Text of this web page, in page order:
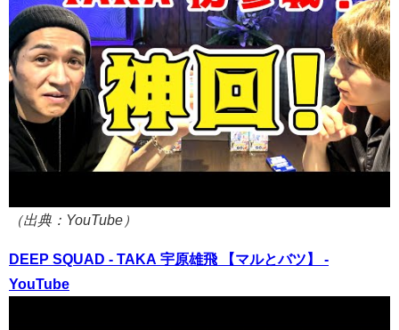
（出典：YouTube）
DEEP SQUAD - TAKA 宇原雄飛 【マルとバツ】 -
YouTube